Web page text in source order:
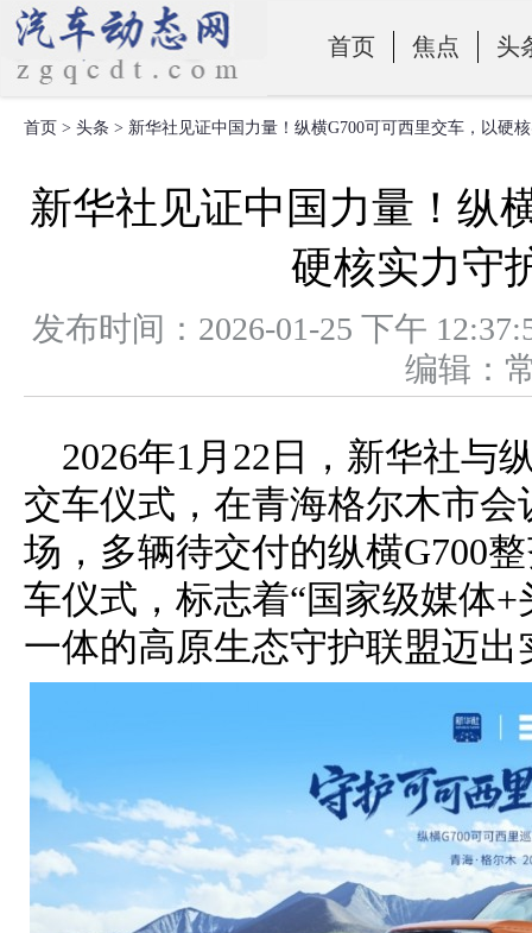
首页 焦点 头
零部件
首页 > 头条 > 新华社见证中国力量！纵横G700可可西里交车，以硬
新华社见证中国力量！纵
硬核实力守
发布时间：2026-01-25 下午
编辑
2026年1月22日，新华社与
交车仪式，在青海格尔木市
场，多辆待交付的纵横G700
车仪式，标志着“国家级媒体
一体的高原生态守护联盟迈出